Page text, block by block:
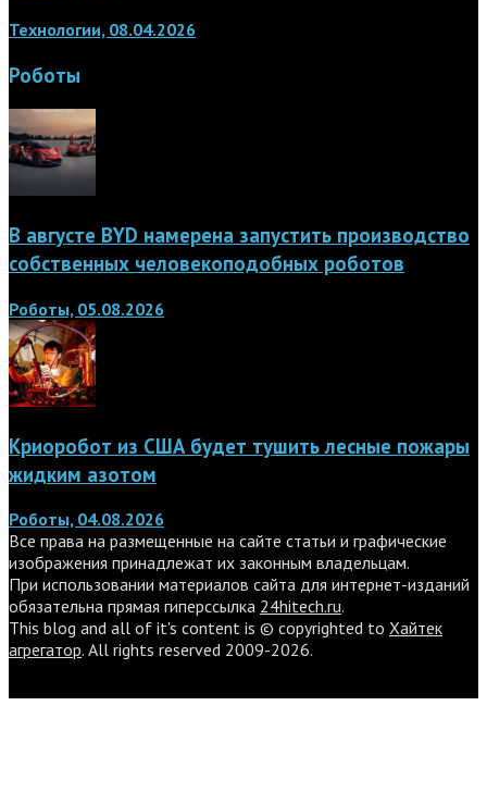
Технологии, 08.04.2026
Роботы
В августе BYD намерена запустить производство
собственных человекоподобных роботов
Роботы, 05.08.2026
Криоробот из США будет тушить лесные пожары
жидким азотом
Роботы, 04.08.2026
Все права на размещенные на сайте статьи и графические
изображения принадлежат их законным владельцам.
При использовании материалов сайта для интернет-изданий
обязательна прямая гиперссылка 24hitech.ru.
This blog and all of it's content is © copyrighted to Хайтек
агрегатор. All rights reserved 2009-2026.